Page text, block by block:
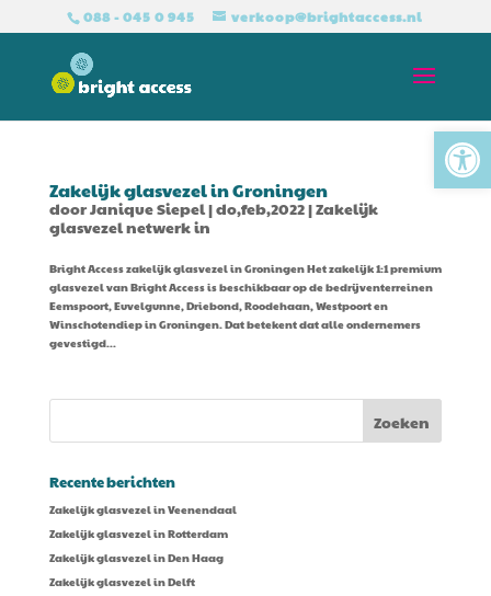
088 - 045 0 945 verkoop@brightaccess.nl
Zakelijk glasvezel in Groningen
doorJanique Siepel|do,feb,2022|Zakelijk
glasvezel netwerk in
Bright Access zakelijk glasvezel in Groningen Het zakelijk 1:1 premium
glasvezel van Bright Access is beschikbaar op de bedrijventerreinen
Eemspoort, Euvelgunne, Driebond, Roodehaan, Westpoort en
Winschotendiep in Groningen. Dat betekent dat alle ondernemers
gevestigd...
Recente berichten
Zakelijk glasvezel in Veenendaal
Zakelijk glasvezel in Rotterdam
Zakelijk glasvezel in Den Haag
Zakelijk glasvezel in Delft